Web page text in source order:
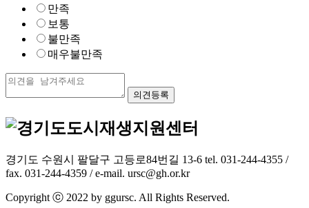
만족
보통
불만족
매우불만족
경기도 수원시 팔달구 고등로84번길 13-6 tel. 031-244-4355 /
fax. 031-244-4359 / e-mail. ursc@gh.or.kr
Copyright ⓒ 2022 by ggursc. All Rights Reserved.